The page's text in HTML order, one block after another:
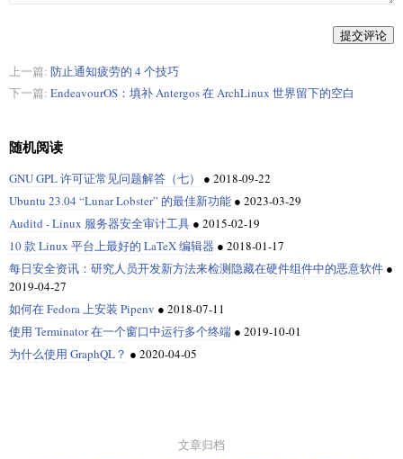
提交评论
上一篇: 防止通知疲劳的 4 个技巧
下一篇: EndeavourOS：填补 Antergos 在 ArchLinux 世界留下的空白
随机阅读
GNU GPL 许可证常见问题解答（七） ● 2018-09-22
Ubuntu 23.04 “Lunar Lobster” 的最佳新功能 ● 2023-03-29
Auditd - Linux 服务器安全审计工具 ● 2015-02-19
10 款 Linux 平台上最好的 LaTeX 编辑器 ● 2018-01-17
每日安全资讯：研究人员开发新方法来检测隐藏在硬件组件中的恶意软件 ●
2019-04-27
如何在 Fedora 上安装 Pipenv ● 2018-07-11
使用 Terminator 在一个窗口中运行多个终端 ● 2019-10-01
为什么使用 GraphQL？ ● 2020-04-05
文章归档